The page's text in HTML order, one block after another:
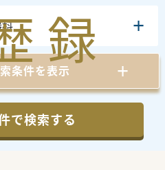
録
条件を表示
で検索する